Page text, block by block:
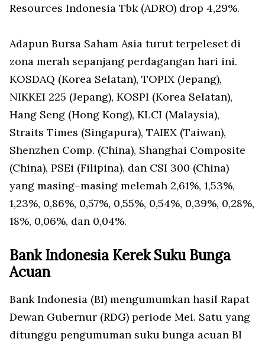
Resources Indonesia Tbk (ADRO) drop 4,29%.
Adapun Bursa Saham Asia turut terpeleset di
zona merah sepanjang perdagangan hari ini.
KOSDAQ (Korea Selatan), TOPIX (Jepang),
NIKKEI 225 (Jepang), KOSPI (Korea Selatan),
Hang Seng (Hong Kong), KLCI (Malaysia),
Straits Times (Singapura), TAIEX (Taiwan),
Shenzhen Comp. (China), Shanghai Composite
(China), PSEi (Filipina), dan CSI 300 (China)
yang masing–masing melemah 2,61%, 1,53%,
1,23%, 0,86%, 0,57%, 0,55%, 0,54%, 0,39%, 0,28%,
18%, 0,06%, dan 0,04%.
Bank Indonesia Kerek Suku Bunga
Acuan
Bank Indonesia (BI) mengumumkan hasil Rapat
Dewan Gubernur (RDG) periode Mei. Satu yang
ditunggu pengumuman suku bunga acuan BI